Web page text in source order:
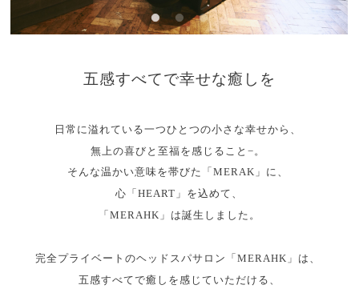
五感すべてで幸せな癒しを
日常に溢れている一つひとつの小さな幸せから、
無上の喜びと至福を感じること−。
そんな温かい意味を帯びた「MERAK」に、
心「HEART」を込めて、
「MERAHK」は誕生しました。
完全プライベートのヘッドスパサロン「MERAHK」は、
五感すべてで癒しを感じていただける、